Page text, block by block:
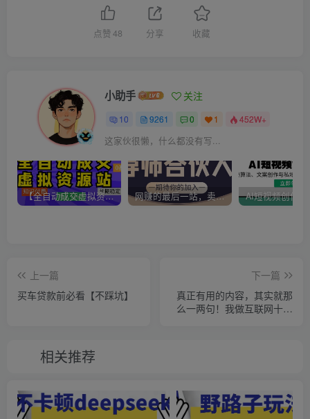
点赞48 分享 收藏
小助手 关注
10 9261 0 1 452W+
这家伙很懒，什么都没有写...
【全自动成交虚拟资源站】站长唯一陪跑项目！月入10W+~长期稳定~ 网赚的最后一站，卖项目！做网赚顶级猎食者~
上一篇
买车贷款前必看【不踩坑】
下一篇
真正有用的内容，其实就那
么一两句！我做互联网十几
相关推荐